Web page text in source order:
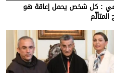
: كل شخص يحمل إعاقة هو